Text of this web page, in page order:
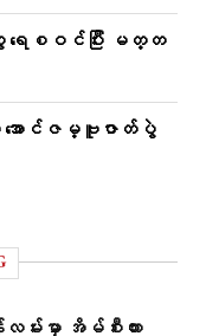
ရေစဝင်ပြီး မတ္တ
အောင်ဇမ္ဗူဇာတ်ပွဲ
းမှာ အိမ်စီးကား